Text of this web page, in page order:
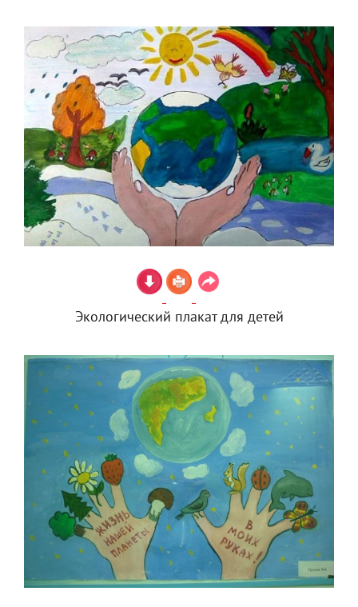
Экологический плакат для детей